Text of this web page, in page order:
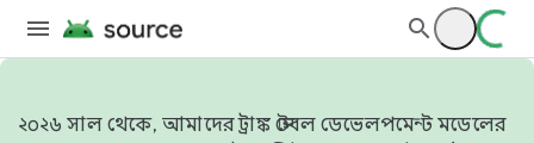
২০২৬ সাল থেকে, আমাদের ট্রাঙ্ক স্টেবল ডেভেলপমেন্ট মডেলের